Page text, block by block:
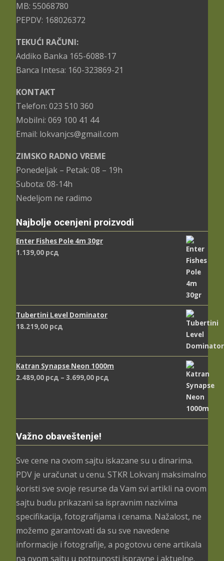
MB: 55068780
PEPDV: 168026372
TEKUĆI RAČUNI:
Addiko Banka 165-6088-17
Banca Intesa: 160-323869-21
KONTAKT
Telefon: 023 510 360
Mobilni: 069 100 41 44
Email: lokvanjcs@gmail.com
ZIMSKO RADNO VREME
Ponedeljak – Petak: 08 – 19h
Subota: 08-14h
Nedeljom ne radimo
Najbolje ocenjeni proizvodi
Enter Fishes Pole 4m 30gr
1.139,00 рсд
Tubertini Level Dominator
18.219,00 рсд
Katran Synapse Neon 1000m
2.489,00 рсд – 3.699,00 рсд
Važno obaveštenje!
Sve cene na ovom sajtu iskazane su u dinarima.
PDV je uračunat u cenu. STKR Lokvanj maksimalno
koristi sve svoje resurse da Vam svi artikli na ovom
sajtu budu prikazani sa ispravnim nazivima
specifikacija, fotografijama i cenama. Nažalost, ne
možemo garantovati da su sve navedene
informacije i fotografije, a pogotovu cene artikala
na ovom sajtu u potpunosti ispravne i aktuelne.